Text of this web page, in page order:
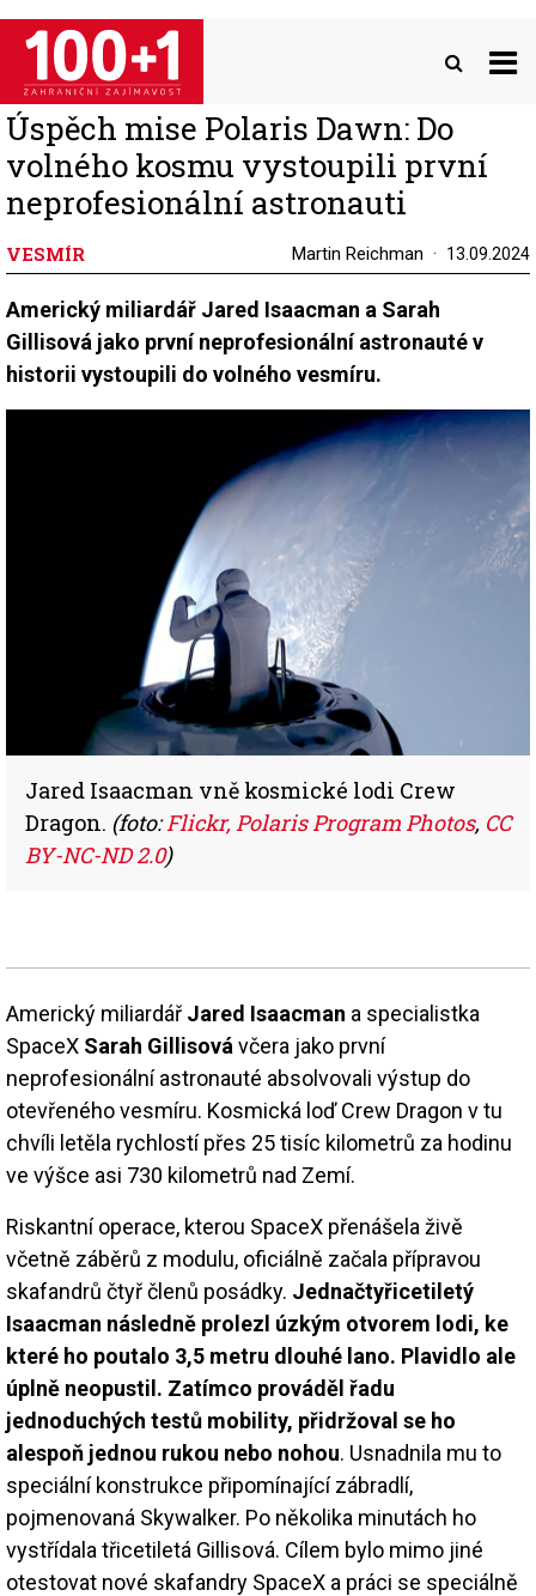
Přejít
hlavnímu
obsahu
Úspěch mise Polaris Dawn: Do
volného kosmu vystoupili první
neprofesionální astronauti
VESMÍR Martin Reichman 13.09.2024
Americký miliardář Jared Isaacman a Sarah
Gillisová jako první neprofesionální astronauté v
historii vystoupili do volného vesmíru.
Jared Isaacman vně kosmické lodi Crew
Dragon. (foto:Flickr, Polaris Program Photos, CC
BY-NC-ND 2.0)
Americký miliardář Jared Isaacman a specialistka
SpaceX Sarah Gillisová včera jako první
neprofesionální astronauté absolvovali výstup do
otevřeného vesmíru. Kosmická loď Crew Dragon v tu
chvíli letěla rychlostí přes 25 tisíc kilometrů za hodinu
ve výšce asi 730 kilometrů nad Zemí.
Riskantní operace, kterou SpaceX přenášela živě
včetně záběrů z modulu, oficiálně začala přípravou
skafandrů čtyř členů posádky. Jednačtyřicetiletý
Isaacman následně prolezl úzkým otvorem lodi, ke
které ho poutalo 3,5 metru dlouhé lano. Plavidlo ale
úplně neopustil. Zatímco prováděl řadu
jednoduchých testů mobility, přidržoval se ho
alespoň jednou rukou nebo nohou. Usnadnila mu to
speciální konstrukce připomínající zábradlí,
pojmenovaná Skywalker. Po několika minutách ho
vystřídala třicetiletá Gillisová. Cílem bylo mimo jiné
otestovat nové skafandry SpaceX a práci se speciálně